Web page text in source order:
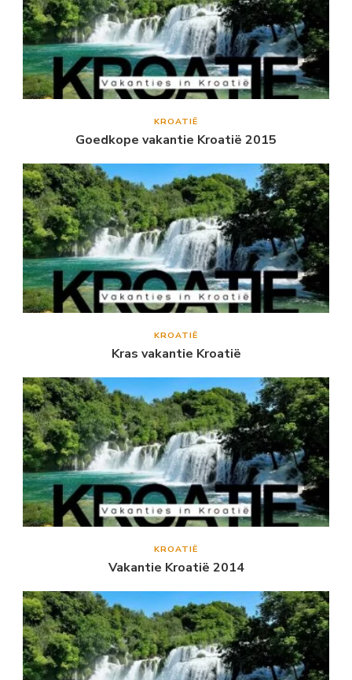
KROATIË
Goedkope vakantie Kroatië 2015
KROATIË
Kras vakantie Kroatië
KROATIË
Vakantie Kroatië 2014